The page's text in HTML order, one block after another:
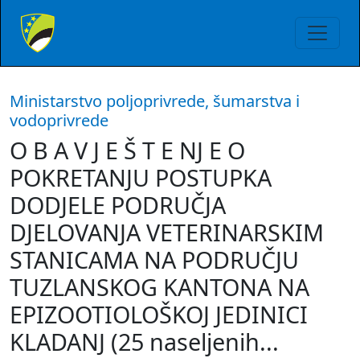
Ministarstvo poljoprivrede, šumarstva i
vodoprivrede
O B A V J E Š T E NJ E O
POKRETANJU POSTUPKA
DODJELE PODRUČJA
DJELOVANJA VETERINARSKIM
STANICAMA NA PODRUČJU
TUZLANSKOG KANTONA NA
EPIZOOTIOLOŠKOJ JEDINICI
KLADANJ (25 naseljenih...